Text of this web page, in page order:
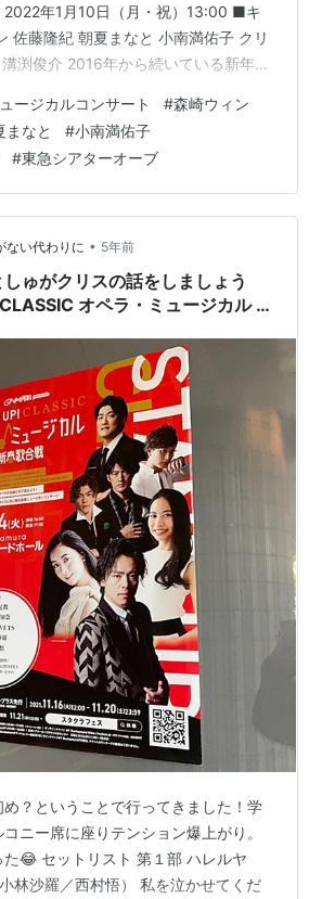
2022年1月10日（月・祝）13:00 ■キ
佐藤隆紀 朝夏まなと 小南満佑子 クリ
渕俊介 2016年から続いている新年の
た海外出演者が来日できなくなった
されていた森崎ウィンさん、佐藤隆
遽の出演決定となった、小南満佑子
トさん、そして我らが朝夏まなとさ
…
ージカルコンサート #森崎ウィン
まなと #小南満佑子
#東急シアターオーブ
ない代わりに • 5年前
ゅがクリスの話をしましょう
オペラ・ミュージカル 新
？ということで行ってきました！学
ニー席に座りテンション爆上がり。
😂 セットリスト 第１部 ハレルヤ
小林沙羅／西村悟） 私を泣かせてくだ